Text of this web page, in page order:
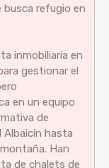
busca refugio en
inmobiliaria en
gestionar el
en un equipo
de
hasta
Han
de chalets de